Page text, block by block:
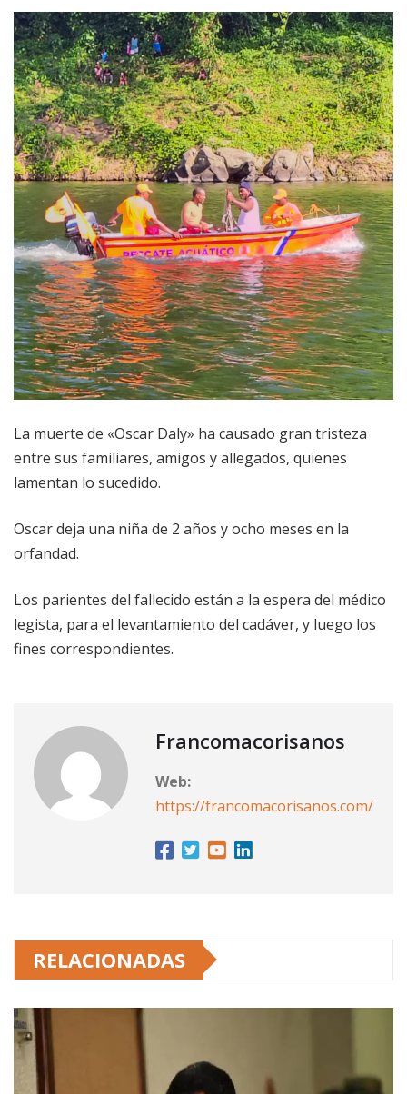
La muerte de «Oscar Daly» ha causado gran tristeza
entre sus familiares, amigos y allegados, quienes
lamentan lo sucedido.
Oscar deja una niña de 2 años y ocho meses en la
orfandad.
Los parientes del fallecido están a la espera del médico
legista, para el levantamiento del cadáver, y luego los
fines correspondientes.
Francomacorisanos
Web:
https://francomacorisanos.com/
RELACIONADAS